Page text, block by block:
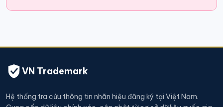
VN Trademark
Hệ thống tra cứu thông tin nhãn hiệu đăng ký tại Việt Nam.